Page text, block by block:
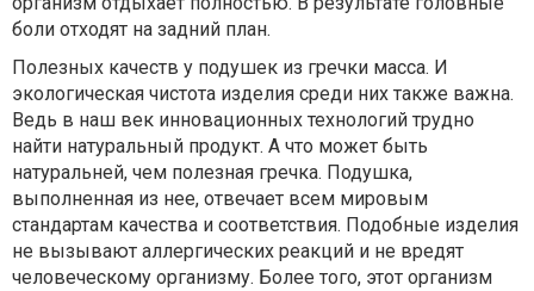
боли отходят на задний план.
Полезных качеств у подушек из гречки масса. И
экологическая чистота изделия среди них также важна.
Ведь в наш век инновационных технологий трудно
найти натуральный продукт. А что может быть
натуральней, чем полезная гречка. Подушка,
выполненная из нее, отвечает всем мировым
стандартам качества и соответствия. Подобные изделия
не вызывают аллергических реакций и не вредят
человеческому организму. Более того, этот организм